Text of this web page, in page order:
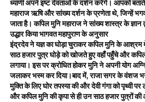
ध्याणी अपने इष्ट देवताओं के दर्शन करेंगे। आपको
महाराज ऋषि और सांख्य दर्शन के प्रणेता थे, जिन्हें
जाता है। कपिल मुनि महाराज ने सांख्य शास्त्र के ज्ञान
उद्धार किया भागवत महापुराण के अनुसार
इंद्रदेव ने यज्ञ का घोड़ा चुराकर कपिल मुनि के आश्रम
साठ हजार पुत्र घोड़े को खोजते हुए वहाँ पहुँचे और
लगाया। इस पर क्रोधित होकर मुनि ने अपनी योग
जलाकर भस्म कर दिया।बाद में, राजा सगर के वंशज
मुक्ति के लिए घोर तपस्या की और देवी गंगा को पृथ्वी
और कपिल मुनि की कृपा से ही उन साठ हजार पुत्रों की